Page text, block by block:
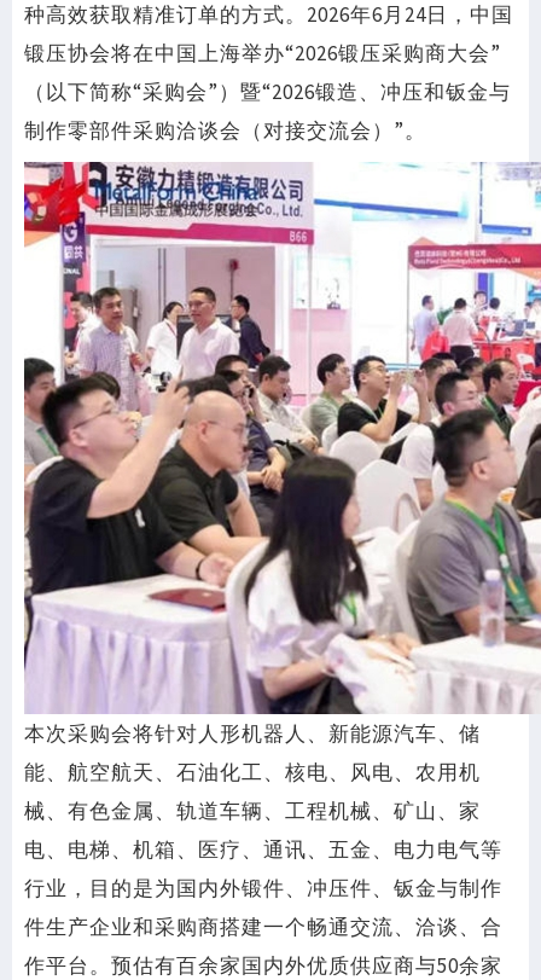
种高效获取精准订单的方式。2026年6月24日，中国
锻压协会将在中国上海举办“2026锻压采购商大会”
（以下简称“采购会”）暨“2026锻造、冲压和钣金与
制作零部件采购洽谈会（对接交流会）”。
本次采购会将针对人形机器人、新能源汽车、储
能、航空航天、石油化工、核电、风电、农用机
械、有色金属、轨道车辆、工程机械、矿山、家
电、电梯、机箱、医疗、通讯、五金、电力电气等
行业，目的是为国内外锻件、冲压件、钣金与制作
件生产企业和采购商搭建一个畅通交流、洽谈、合
作平台。预估有百余家国内外优质供应商与50余家